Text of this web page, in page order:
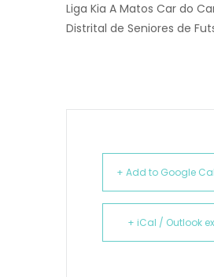
Liga Kia A Matos Car do
Distrital de Seniores de
+ Add to Google
+ iCal / Outlook